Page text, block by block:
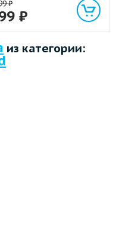
₽
₽
из категории: